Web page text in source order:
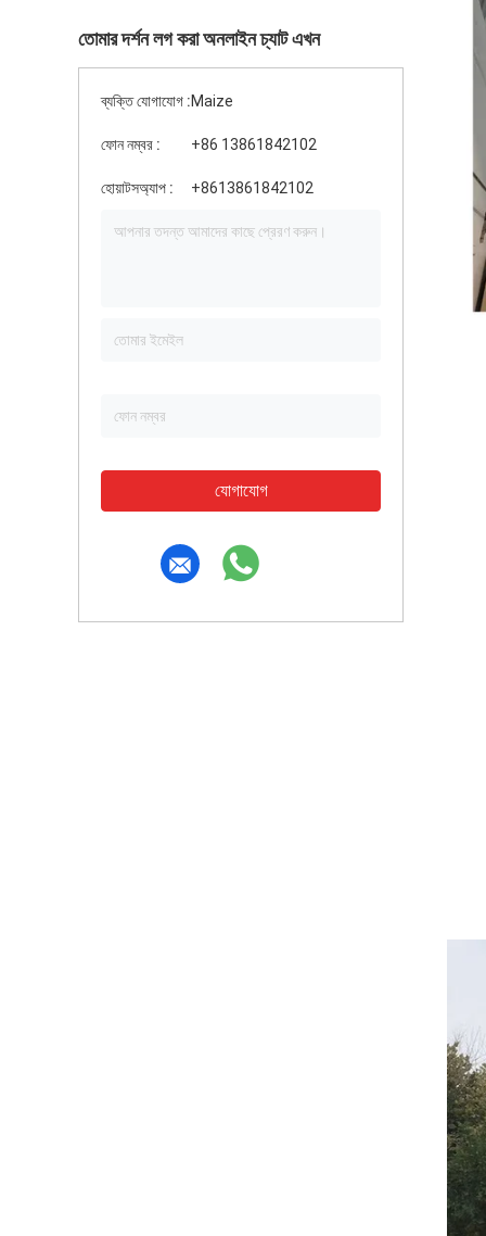
তোমার দর্শন লগ করা অনলাইন চ্যাট এখন
ব্যক্তি যোগাযোগ :Maize
ফোন নম্বর : +86 13861842102
হোয়াটসঅ্যাপ : +8613861842102
যোগাযোগ